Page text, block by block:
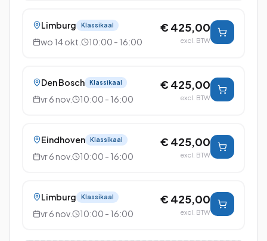
Limburg Klassikaal
wo 14 okt. 10:00 - 16:00
€ 425,00
excl. BTW
Den Bosch Klassikaal
vr 6 nov. 10:00 - 16:00
€ 425,00
excl. BTW
Eindhoven Klassikaal
vr 6 nov. 10:00 - 16:00
€ 425,00
excl. BTW
Limburg Klassikaal
vr 6 nov. 10:00 - 16:00
€ 425,00
excl. BTW